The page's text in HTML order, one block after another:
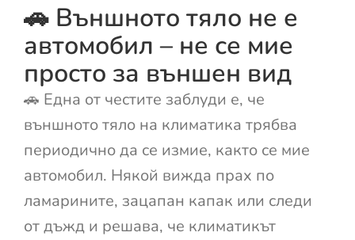
🚗 Външното тяло не е
автомобил – не се мие
просто за външен вид
🚗 Една от честите заблуди е, че
външното тяло на климатика трябва
периодично да се измие, както се мие
автомобил. Някой вижда прах по
ламарините, зацапан капак или следи
от дъжд и решава, че климатикът